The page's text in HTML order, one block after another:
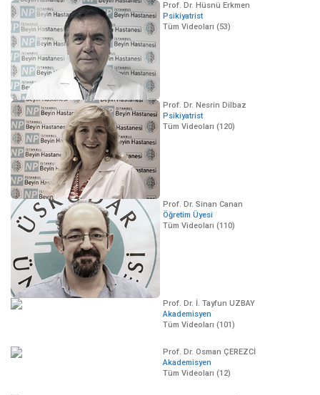
Prof. Dr. Hüsnü Erkmen
Psikiyatrist
Tüm Videoları (53)
Prof. Dr. Nesrin Dilbaz
Psikiyatrist
Tüm Videoları (120)
Prof. Dr. Sinan Canan
Öğretim Üyesi
Tüm Videoları (110)
Prof. Dr. İ. Tayfun UZBAY
Akademisyen
Tüm Videoları (101)
Prof. Dr. Osman ÇEREZCİ
Akademisyen
Tüm Videoları (12)